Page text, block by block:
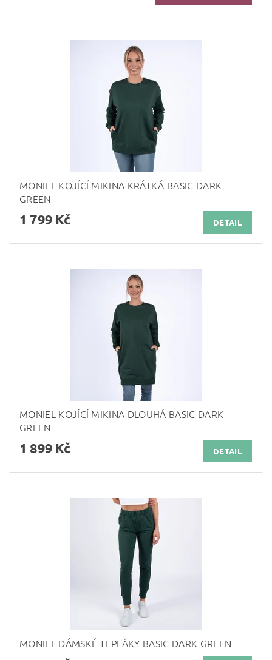
MONIEL KOJÍCÍ MIKINA KRÁTKÁ BASIC DARK
GREEN
1 799 Kč DETAIL
MONIEL KOJÍCÍ MIKINA DLOUHÁ BASIC DARK
GREEN
1 899 Kč DETAIL
MONIEL DÁMSKÉ TEPLÁKY BASIC DARK GREEN